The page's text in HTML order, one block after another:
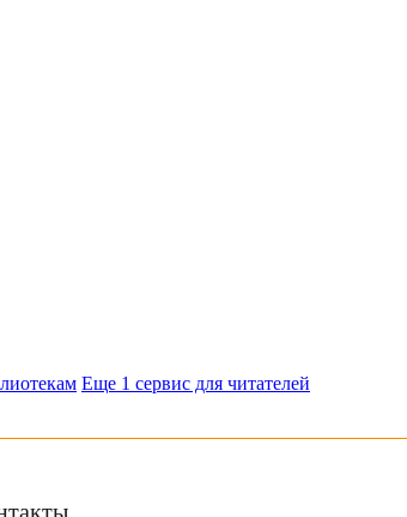
Еще 1 сервис для читателей